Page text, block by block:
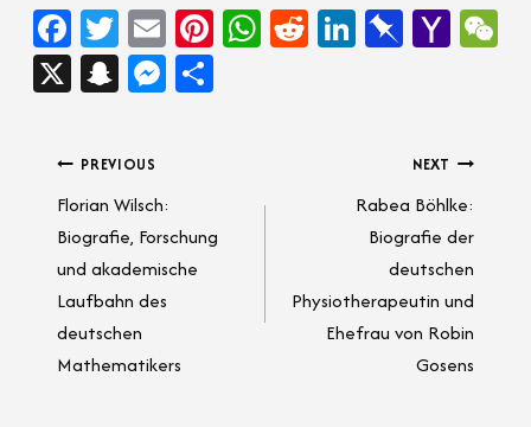
Fa
ce
b
k
T
wi
tt
E
m
ail
Pi W
p
Re Li Pi
ar
d
Ya
ail
X Sn
pc
h
at
M
g
er
Post
navigation
PREVIOUS
Florian Wilsch:
Biografie, Forschung
und akademische
Laufbahn des
deutschen
Mathematikers
NEXT
Rabea Böhlke:
Biografie der
deutschen
Physiotherapeutin und
Ehefrau von Robin
Gosens